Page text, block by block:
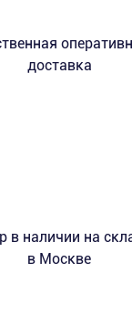
доставка
в наличии на
в Москве